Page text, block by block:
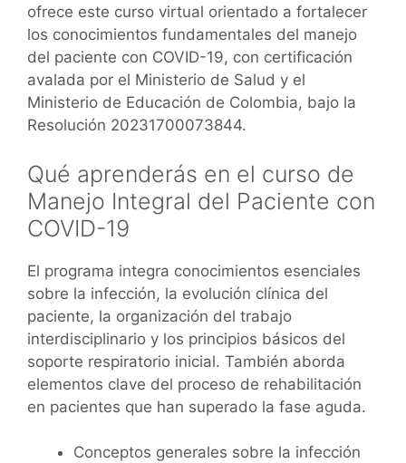
ofrece este curso virtual orientado a fortalecer
los conocimientos fundamentales del manejo
del paciente con COVID-19, con certificación
avalada por el Ministerio de Salud y el
Ministerio de Educación de Colombia, bajo la
Resolución 20231700073844.
Qué aprenderás en el curso de
Manejo Integral del Paciente con
COVID-19
El programa integra conocimientos esenciales
sobre la infección, la evolución clínica del
paciente, la organización del trabajo
interdisciplinario y los principios básicos del
soporte respiratorio inicial. También aborda
elementos clave del proceso de rehabilitación
en pacientes que han superado la fase aguda.
Conceptos generales sobre la infección